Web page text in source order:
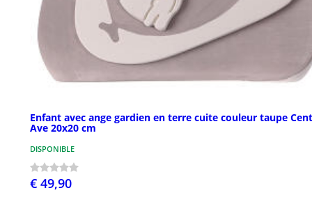
Enfant avec ange gardien en terre cuite couleur taupe
Ave 20x20 cm
DISPONIBLE
€ 49,90